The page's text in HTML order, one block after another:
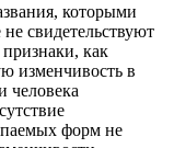
которыми
свидетельствуют
как
изменчивость в
человека
форм не